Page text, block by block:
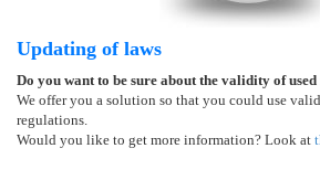
Updating of laws
Do you want to be sure about the validity of
We offer you a solution so that you could use
regulations.
Would you like to get more information? Look at